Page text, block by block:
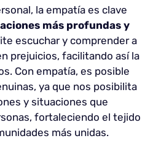
la empatía es clave
más profundas y
escuchar y comprender a
prejuicios, facilitando así la
Con empatía, es posible
ya que nos posibilita
y situaciones que
fortaleciendo el tejido
más unidas.